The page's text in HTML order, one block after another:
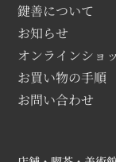
鍵善について
お知らせ
オンラインショ
お買い物の手順
お問い合わせ